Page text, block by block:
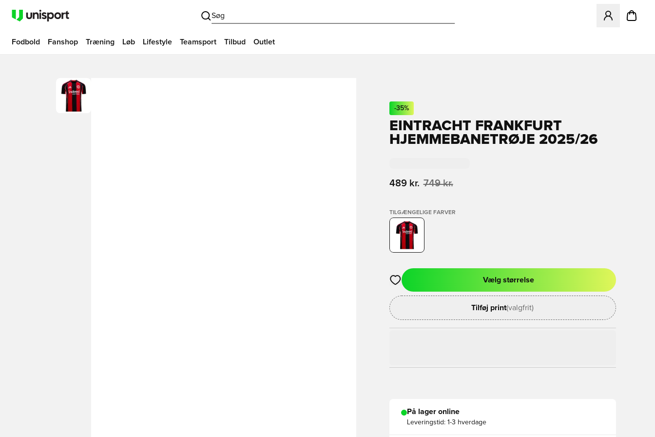
Søg
Åbner en
Fodbold Fanshop Træning Løb Lifestyle Teamsport Tilbud Outlet
-35%
EINTRACHT FRANKFURT
HJEMMEBANETRØJE 2025/26
489 kr. 749 kr.
TILGÆNGELIGE FARVER
Åbner en Modal til at logge ind eller tilmelde dig som medlem
Vælg størrelse
Tilføj print(valgfrit)
På lager online
Leveringstid: 1-3 hverdage